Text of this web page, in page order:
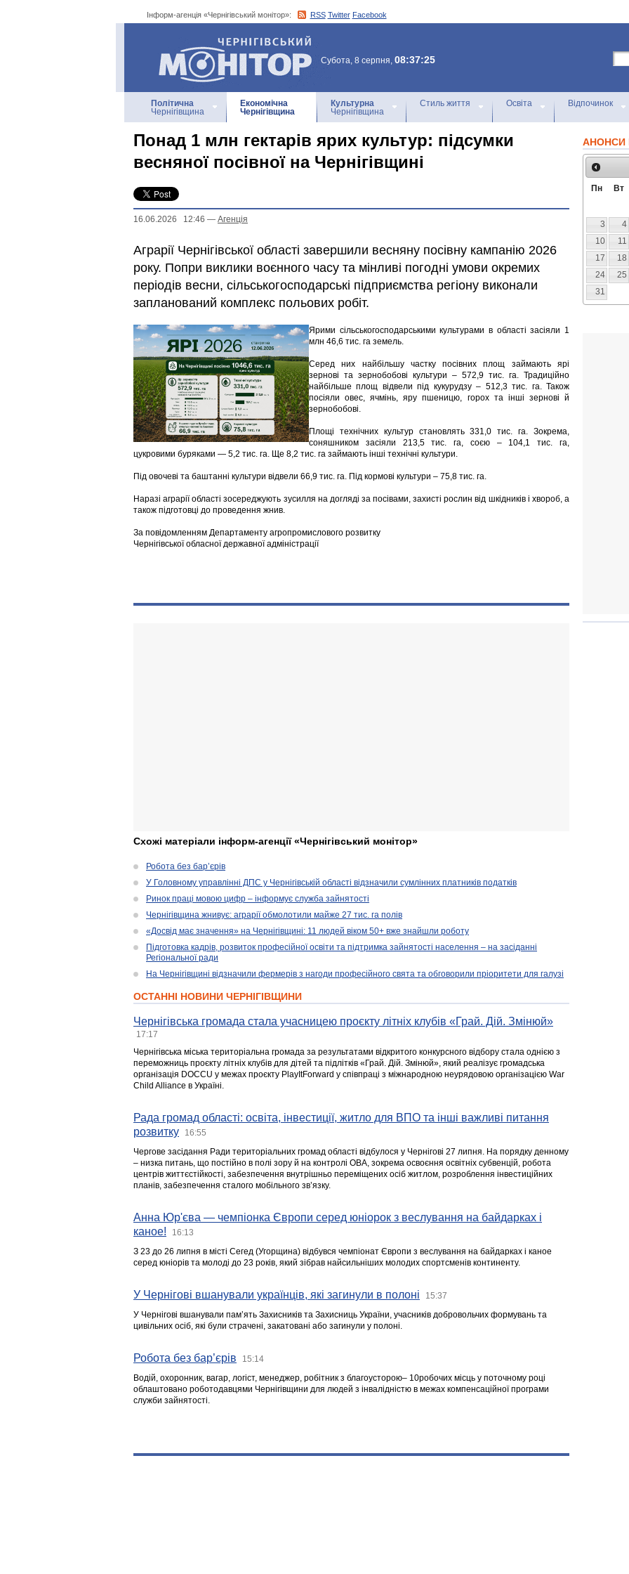
Інформ-агенція «Чернігівський монітор»: RSS Twitter Facebook
Інформ-агенція
«Чернігівський монітор»
Субота, 8 серпня, 08:37:25
Політична
Чернігівщина
Економічна
Чернігівщина
Культурна
Чернігівщина
Стиль життя Освіта Відпочинок
Понад 1 млн гектарів ярих культур: підсумки
весняної посівної на Чернігівщині
16.06.2026 12:46 — Агенцiя
Аграрії Чернігівської області завершили весняну посівну кампанію 2026
року. Попри виклики воєнного часу та мінливі погодні умови окремих
періодів весни, сільськогосподарські підприємства регіону виконали
запланований комплекс польових робіт.
Ярими сільськогосподарськими культурами в області засіяли 1
млн 46,6 тис. га земель.
Серед них найбільшу частку посівних площ займають ярі
зернові та зернобобові культури – 572,9 тис. га. Традиційно
найбільше площ відвели під кукурудзу – 512,3 тис. га. Також
посіяли овес, ячмінь, яру пшеницю, горох та інші зернові й
зернобобові.
Площі технічних культур становлять 331,0 тис. га. Зокрема,
соняшником засіяли 213,5 тис. га, соєю – 104,1 тис. га,
цукровими буряками — 5,2 тис. га. Ще 8,2 тис. га займають інші технічні культури.
Під овочеві та баштанні культури відвели 66,9 тис. га. Під кормові культури – 75,8 тис. га.
Наразі аграрії області зосереджують зусилля на догляді за посівами, захисті рослин від шкідників і хвороб, а
також підготовці до проведення жнив.
За повідомленням Департаменту агропромислового розвитку
Чернігівської обласної державної адміністрації
Схожі матеріали інформ-агенції «Чернігівський монітор»
Робота без бар’єрів
У Головному управлінні ДПС у Чернігівській області відзначили сумлінних платників податків
Ринок праці мовою цифр – інформує служба зайнятості
Чернігівщина жнивує: аграрії обмолотили майже 27 тис. га полів
«Досвід має значення» на Чернігівщині: 11 людей віком 50+ вже знайшли роботу
Підготовка кадрів, розвиток професійної освіти та підтримка зайнятості населення – на засіданні
Регіональної ради
На Чернігівщині відзначили фермерів з нагоди професійного свята та обговорили пріоритети для галузі
ОСТАННІ НОВИНИ ЧЕРНІГІВЩИНИ
Чернігівська громада стала учасницею проєкту літніх клубів «Грай. Дій. Змінюй»
17:17
Чернігівська міська територіальна громада за результатами відкритого конкурсного відбору стала однією з
переможниць проєкту літніх клубів для дітей та підлітків «Грай. Дій. Змінюй», який реалізує громадська
організація DOCCU у межах проєкту PlayItForward у співпраці з міжнародною неурядовою організацією War
Child Alliance в Україні.
Рада громад області: освіта, інвестиції, житло для ВПО та інші важливі питання
розвитку
16:55
Чергове засідання Ради територіальних громад області відбулося у Чернігові 27 липня. На порядку денному
– низка питань, що постійно в полі зору й на контролі ОВА, зокрема освоєння освітніх субвенцій, робота
центрів життєстійкості, забезпечення внутрішньо переміщених осіб житлом, розроблення інвестиційних
планів, забезпечення сталого мобільного зв’язку.
Анна Юр'єва — чемпіонка Європи серед юніорок з веслування на байдарках і
каное!
16:13
З 23 до 26 липня в місті Сегед (Угорщина) відбувся чемпіонат Європи з веслування на байдарках і каное
серед юніорів та молоді до 23 років, який зібрав найсильніших молодих спортсменів континенту.
У Чернігові вшанували українців, які загинули в полоні 15:37
У Чернігові вшанували пам’ять Захисників та Захисниць України, учасників добровольчих формувань та
цивільних осіб, які були страчені, закатовані або загинули у полоні.
Робота без бар’єрів 15:14
Водій, охоронник, вагар, логіст, менеджер, робітник з благоусторою– 10робочих місць у поточному році
облаштовано роботодавцями Чернігівщини для людей з інвалідністю в межах компенсаційної програми
служби зайнятості.
АНОНСИ
Пн Вт
3
4
10
11
17
18
24
25
31